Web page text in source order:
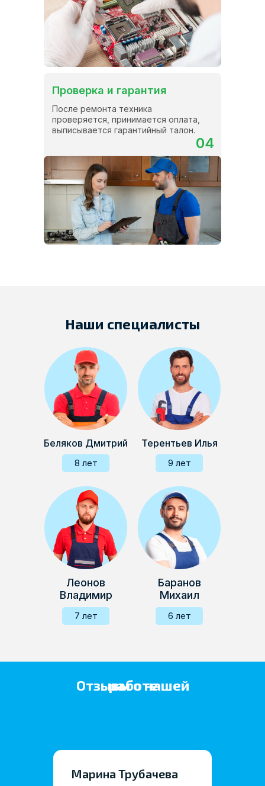
После ремонта техника
проверяется, принимается оплата,
выписывается гарантийный талон.
Проверка и гарантия
04
Наши специалисты
Беляков Дмитрий Терентьев Илья
Леонов
Владимир
Баранов
Михаил
8 лет 9 лет
7 лет 6 лет
Отзывы о нашей работе
Марина Трубачева